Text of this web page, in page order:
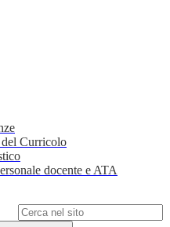
Curricolo
docente e ATA